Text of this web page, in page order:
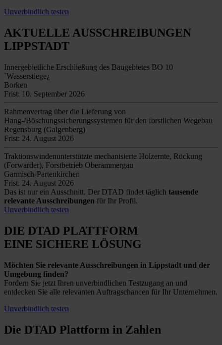
Unverbindlich testen
AKTUELLE AUSSCHREIBUNGEN
LIPPSTADT
Innergebietliche Erschließung des Baugebietes BO 10
`Wasserstiege¿
Borken
Frist: 10. September 2026
Rahmenvertrag über die Lieferung von
Hang-/Böschungssicherungssystemen für den forstlichen Wegebau
Regensburg (Galgenberg)
Frist: 24. August 2026
Traktionswindenunterstützte mechanisierte Holzernte, Rückung
(Forwarder), Forstbetrieb Oberammergau
Garmisch-Partenkirchen
Frist: 24. August 2026
Das ist nur ein Ausschnitt. Der DTAD findet täglich tausende
relevante Ausschreibungen für Ihr Profil.
Unverbindlich testen
DIE DTAD PLATTFORM
EINE SICHERE LÖSUNG
Möchten Sie relevante Ausschreibungen in Lippstadt und der
Umgebung finden?
Fordern Sie jetzt Ihren unverbindlichen Testzugang an und
entdecken Sie alle relevanten Auftragschancen für Ihr Unternehmen.
Unverbindlich testen
Die DTAD Plattform in Zahlen